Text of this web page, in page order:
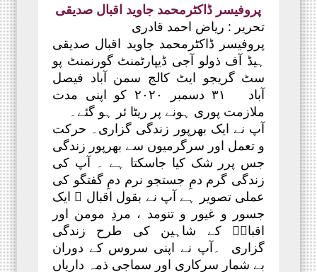
پروفیسر ڈاکٹرمحمد جاوید اقبال صدیقی
تحریر : ریاض احمد قادری
پروفیسر ڈاکٹرمحمد جاوید اقبال صدیقی
ہیڈ آف ذولو آجی ڈیپارٹمنٹ گورنمنٹ پو
سٹ گریجو ایٹ کالج سمن آباد فیصل
آباد ۳۱ دسمبر ۲۰۲۰ کو اپنی مدت
ملازمت پوری ہونے پر ریٹا ئر ہو گئے۔
آپ نے ایک بھرپور زندگی گزاری۔ حرکت
و تعمل اور سرگرمیوں سے بھرپور زندگی
جس پرر شک کیا جاسکتا ہے ۔ آپ کی
زندگی گرم دمِ جستجو نرم دمِ گفتگو کی
عملی تصویر ہے آپ نے بقول اقبال ؒ ایک
جسور و غیور و تنومد ، مردِ مومن اور
اقبالؒ کے شاہین کی طرح زندگی
گزاری ۔آپ نے اپنی سروس کے دوران
بے شمار سرکاری اور سماجی ذمہ داریاں